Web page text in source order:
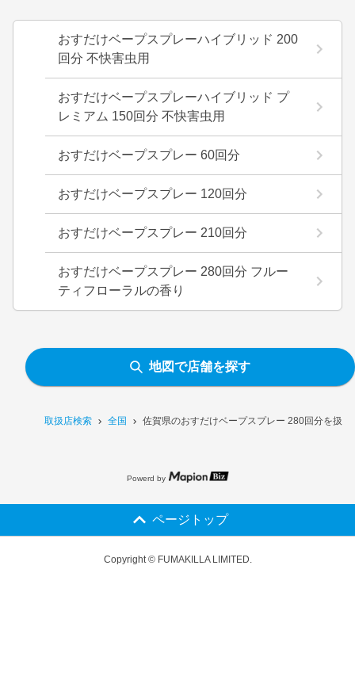
取扱店検索 全国 佐賀県のおすだけベープスプレー 280回分を扱う
おすだけベープスプレーハイブリッド 200
回分 不快害虫用
おすだけベープスプレーハイブリッド プ
レミアム 150回分 不快害虫用
おすだけベープスプレー 60回分
おすだけベープスプレー 120回分
おすだけベープスプレー 210回分
おすだけベープスプレー 280回分 フルー
ティフローラルの香り
地図で店舗を探す
Powerd by
ページトップ
Copyright © FUMAKILLA LIMITED.